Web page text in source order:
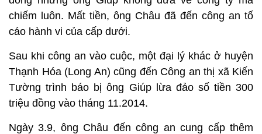
chiếm luôn. Mất tiền, ông Châu đã đến công an tố
cáo hành vi của cấp dưới.
Sau khi công an vào cuộc, một đại lý khác ở huyện
Thạnh Hóa (Long An) cũng đến Công an thị xã Kiến
Tường trình báo bị ông Giúp lừa đảo số tiền 300
triệu đồng vào tháng 11.2014.
Ngày 3.9, ông Châu đến công an cung cấp thêm